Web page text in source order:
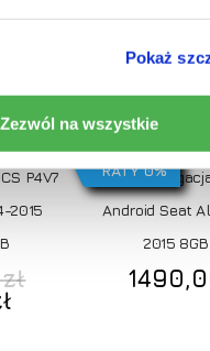
Pokaż
Zezwól na wszystkie
P4V7
2015
złPierwotna
Aktualna
cena
RATY 0%
Dodaj do
Radio
Android Seat
2015